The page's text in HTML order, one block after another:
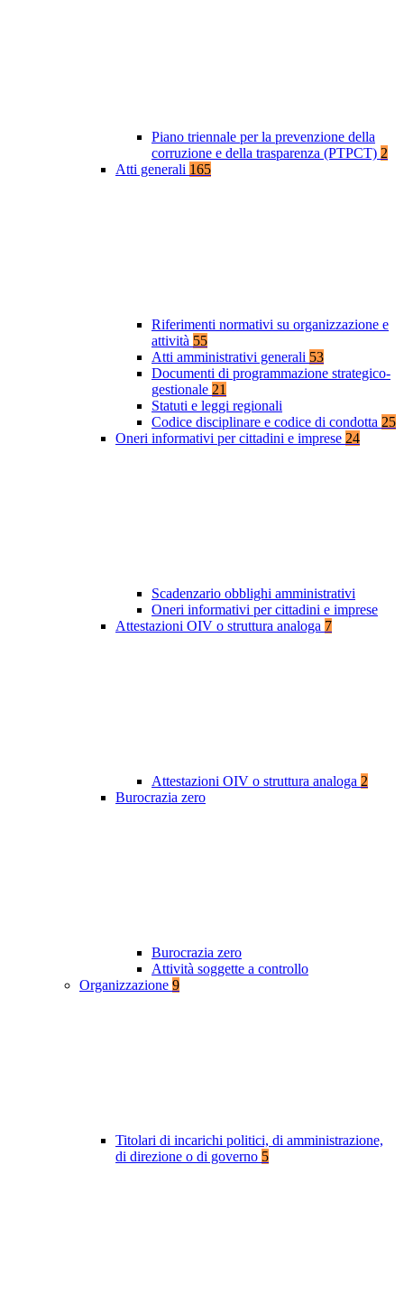
Piano triennale per la prevenzione della
corruzione e della trasparenza (PTPCT) 2
Atti generali 165
Riferimenti normativi su organizzazione e
attività 55
Atti amministrativi generali 53
Documenti di programmazione strategico-
gestionale 21
Statuti e leggi regionali
Codice disciplinare e codice di condotta 25
Oneri informativi per cittadini e imprese 24
Scadenzario obblighi amministrativi
Oneri informativi per cittadini e imprese
Attestazioni OIV o struttura analoga 7
Attestazioni OIV o struttura analoga 2
Burocrazia zero
Burocrazia zero
Attività soggette a controllo
Organizzazione 9
Titolari di incarichi politici, di amministrazione,
di direzione o di governo 5